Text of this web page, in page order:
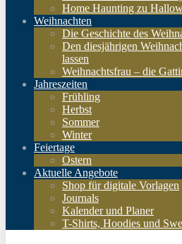
Home Haunting zu
Weihnachten
Die Geschichte des
Den diesjährigen
lassen
Weihnachtsfrau – die
Jahreszeiten
Frühling
Herbst
Sommer
Winter
Feiertage
Ostern
Aktuelle Angebote
Shop für digitale Vorlagen
Journals
Kalender und Planer
T-Shirts, Hoodies und